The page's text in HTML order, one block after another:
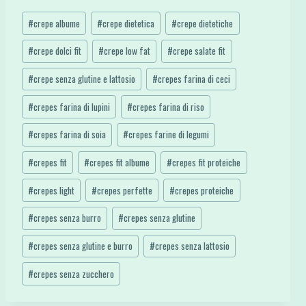
Tag
articolo:
#crepe albume #crepe dietetica #crepe dietetiche
#crepe dolci fit #crepe low fat #crepe salate fit
#crepe senza glutine e lattosio #crepes farina di ceci
#crepes farina di lupini #crepes farina di riso
#crepes farina di soia #crepes farine di legumi
#crepes fit #crepes fit albume #crepes fit proteiche
#crepes light #crepes perfette #crepes proteiche
#crepes senza burro #crepes senza glutine
#crepes senza glutine e burro #crepes senza lattosio
#crepes senza zucchero